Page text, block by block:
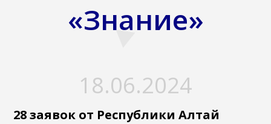
«Знание»
18.06.2024
28 заявок от Республики Алтай